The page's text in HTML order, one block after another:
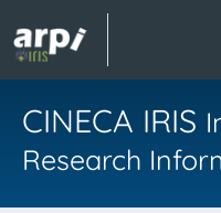
CINECA IRIS
Research